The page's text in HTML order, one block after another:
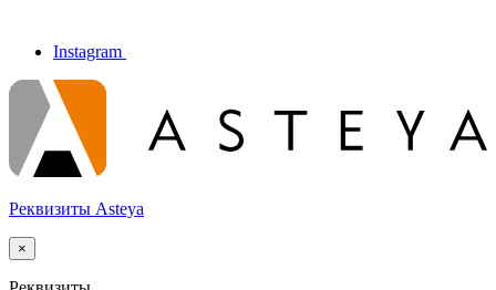
Instagram
Реквизиты Asteya
×